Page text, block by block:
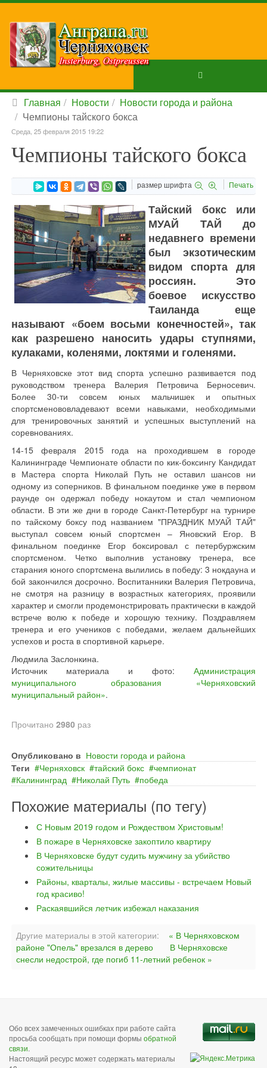
Главная Новости
Новости города и района
Чемпионы тайского бокса
Среда, 25 февраля 2015 19:22
Чемпионы тайского бокса
размер шрифта Печать
Тайский бокс или
МУАЙ ТАЙ до
недавнего времени
был экзотическим
видом спорта для
россиян. Это
боевое искусство
Таиланда еще
называют «боем восьми конечностей», так
как разрешено наносить удары ступнями,
кулаками, коленями, локтями и голенями.
В Черняховске этот вид спорта успешно развивается под
руководством тренера Валерия Петровича Берносевич.
Более 30-ти совсем юных мальчишек и опытных
спортсменововладевают всеми навыками, необходимыми
для тренировочных занятий и успешных выступлений на
соревнованиях.
14-15 февраля 2015 года на проходившем в городе
Калининграде Чемпионате области по кик-боксингу Кандидат
в Мастера спорта Николай Путь не оставил шансов ни
одному из соперников. В финальном поединке уже в первом
раунде он одержал победу нокаутом и стал чемпионом
области. В эти же дни в городе Санкт-Петербург на турнире
по тайскому боксу под названием "ПРАЗДНИК МУАЙ ТАЙ"
выступал совсем юный спортсмен – Яновский Егор. В
финальном поединке Егор боксировал с петербуржским
спортсменом. Четко выполнив установку тренера, все
старания юного спортсмена вылились в победу: 3 нокдауна и
бой закончился досрочно. Воспитанники Валерия Петровича,
не смотря на разницу в возрастных категориях, проявили
характер и смогли продемонстрировать практически в каждой
встрече волю к победе и хорошую технику. Поздравляем
тренера и его учеников с победами, желаем дальнейших
успехов и роста в спортивной карьере.
Людмила Заслонкина.
Источник материала и фото: Администрация
муниципального образования «Черняховский
муниципальный район».
Прочитано 2980 раз
Опубликовано в Новости города и района
Теги
Черняховск тайский бокс
чемпионат
Калининград
Николай Путь победа
Похожие материалы (по тегу)
С Новым 2019 годом и Рождеством Христовым!
В пожаре в Черняховске закоптило квартиру
В Черняховске будут судить мужчину за убийство
сожительницы
Районы, кварталы, жилые массивы - встречаем Новый
год красиво!
Раскаявшийся летчик избежал наказания
Другие материалы в этой категории:
« В Черняховском
районе "Опель" врезался в дерево
В Черняховске
снесли недострой, где погиб 11-летний ребенок »
Обо всех замеченных ошибках при работе сайта
просьба сообщать при помощи формы обратной
связи.
Настоящий ресурс может содержать материалы